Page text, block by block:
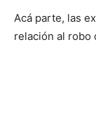
Acá parte, las
relación al robo